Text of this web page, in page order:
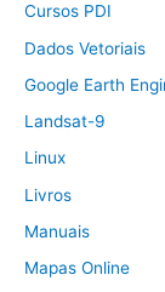
Cursos PDI
Dados Vetoriais
Google Earth
Landsat-9
Linux
Livros
Manuais
Mapas Online